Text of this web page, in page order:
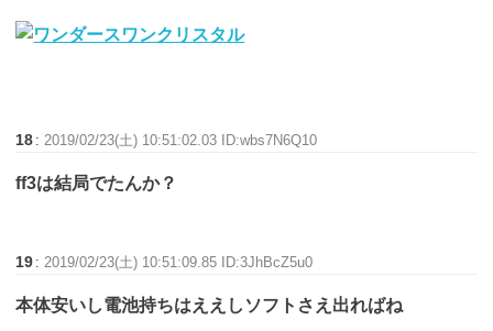
18 : 2019/02/23(土) 10:51:02.03 ID:wbs7N6Q10
ff3は結局でたんか？
19 : 2019/02/23(土) 10:51:09.85 ID:3JhBcZ5u0
本体安いし電池持ちはええしソフトさえ出ればね